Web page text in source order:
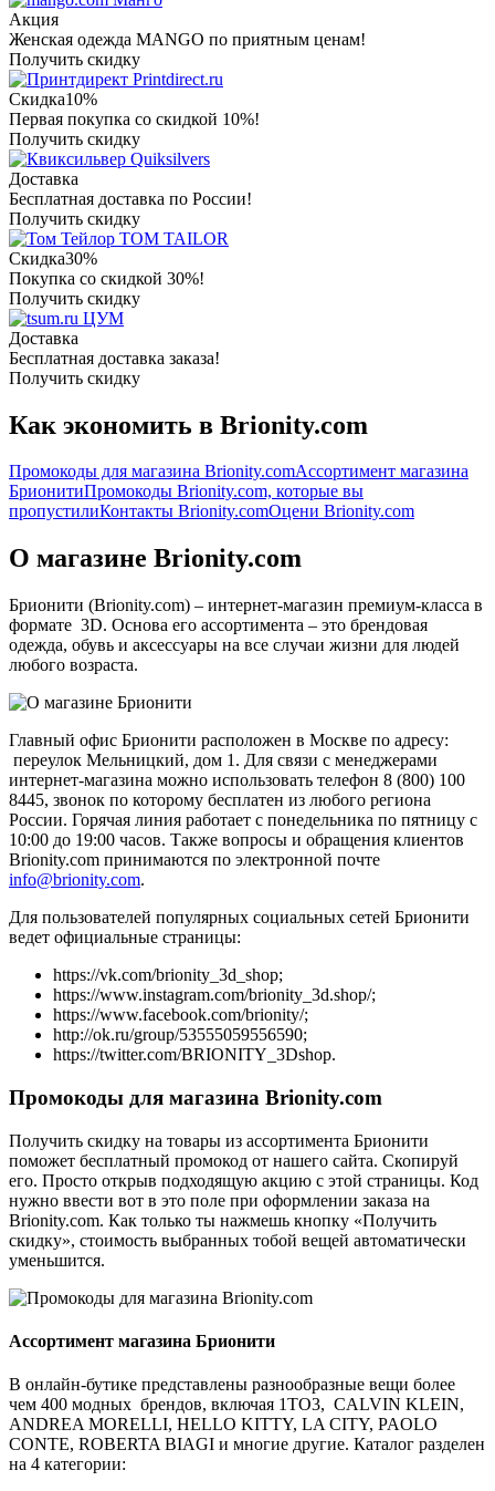
Акция
Женская одежда MANGO по приятным ценам!
Получить скидку
Printdirect.ru
Скидка10%
Первая покупка со скидкой 10%!
Получить скидку
Quiksilvers
Доставка
Бесплатная доставка по России!
Получить скидку
TOM TAILOR
Скидка30%
Покупка со скидкой 30%!
Получить скидку
ЦУМ
Доставка
Бесплатная доставка заказа!
Получить скидку
Как экономить в Brionity.com
Промокоды для магазина Brionity.comАссортимент магазина
БрионитиПромокоды Brionity.com, которые вы
пропустилиКонтакты Brionity.comОцени Brionity.com
О магазине Brionity.com
Брионити (Brionity.com) – интернет-магазин премиум-класса в
формате 3D. Основа его ассортимента – это брендовая
одежда, обувь и аксессуары на все случаи жизни для людей
любого возраста.
Главный офис Брионити расположен в Москве по адресу:
переулок Мельницкий, дом 1. Для связи с менеджерами
интернет-магазина можно использовать телефон 8 (800) 100
8445, звонок по которому бесплатен из любого региона
России. Горячая линия работает с понедельника по пятницу с
10:00 до 19:00 часов. Также вопросы и обращения клиентов
Brionity.com принимаются по электронной почте
info@brionity.com.
Для пользователей популярных социальных сетей Брионити
ведет официальные страницы:
https://vk.com/brionity_3d_shop;
https://www.instagram.com/brionity_3d.shop/;
https://www.facebook.com/brionity/;
http://ok.ru/group/53555059556590;
https://twitter.com/BRIONITY_3Dshop.
Промокоды для магазина Brionity.com
Получить скидку на товары из ассортимента Брионити
поможет бесплатный промокод от нашего сайта. Скопируй
его. Просто открыв подходящую акцию с этой страницы. Код
нужно ввести вот в это поле при оформлении заказа на
Brionity.com. Как только ты нажмешь кнопку «Получить
скидку», стоимость выбранных тобой вещей автоматически
уменьшится.
Ассортимент магазина Брионити
В онлайн-бутике представлены разнообразные вещи более
чем 400 модных брендов, включая 1TO3, CALVIN KLEIN,
ANDREA MORELLI, HELLO KITTY, LA CITY, PAOLO
CONTE, ROBERTA BIAGI и многие другие. Каталог разделен
на 4 категории: